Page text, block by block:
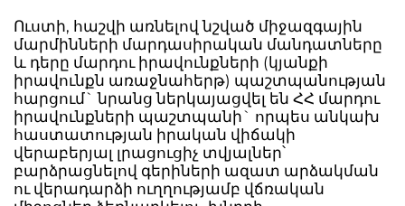
Ուստի, հաշվի առնելով նշված միջազգային
մարմինների մարդասիրական մանդատները
և դերը մարդու իրավունքների (կյանքի
իրավունքն առաջնահերթ) պաշտպանության
հարցում` նրանց ներկայացվել են ՀՀ մարդու
իրավունքների պաշտպանի` որպես անկախ
հաստատության իրական վիճակի
վերաբերյալ լրացուցիչ տվյալներ՝
բարձրացնելով գերիների ազատ արձակման
ու վերադարձի ուղղությամբ վճռական